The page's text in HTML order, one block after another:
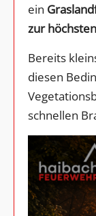
ein
zur
Bereits
diesen
schnellen